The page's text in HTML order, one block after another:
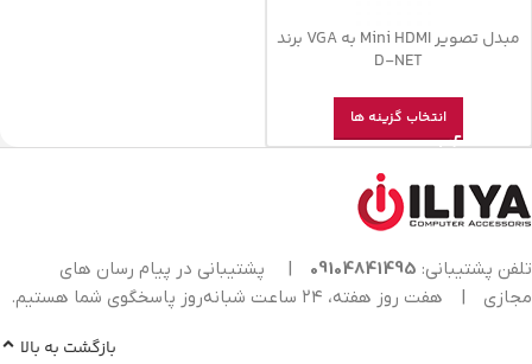
مبدل تصویر Mini HDMI به VGA برند
D-NET
انتخاب گزینه ها
تلفن پشتیبانی: 09104841495
|
پشتیبانی در پیام رسان های
مجازی
| هفت روز هفته، ۲۴ ساعت شبانه‌روز پاسخگوی شما هستیم.
بازگشت به بالا